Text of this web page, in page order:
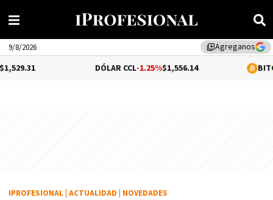
library_addAgreganos
9/8/2026
-1.25%$1,556.14 0.3%
IPROFESIONAL ACTUALIDAD NOVEDADES